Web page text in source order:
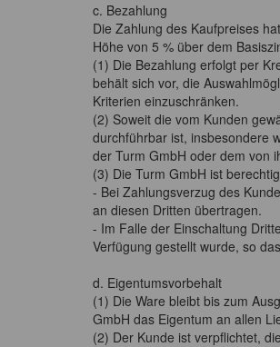
c. Bezahlung
Die Zahlung des Kaufpreises
Höhe von 5 % über dem
(1) Die Bezahlung erfolgt per
behält sich vor, die
Kriterien einzuschränken.
(2) Soweit die vom Kunden
durchführbar ist, insbesondere
der Turm GmbH oder dem von
(3) Die Turm GmbH ist
- Bei Zahlungsverzug des
an diesen Dritten übertragen.
- Im Falle der Einschaltung
Verfügung gestellt wurde, so
d. Eigentumsvorbehalt
(1) Die Ware bleibt bis zum
GmbH das Eigentum an allen
(2) Der Kunde ist verpflichtet,